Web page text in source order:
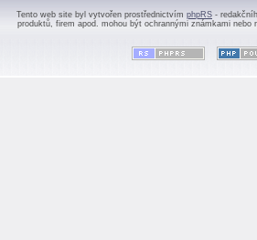
Tento web site byl vytvořen prostřednictvím phpRS -
produktů, firem apod. mohou být ochrannými známkami